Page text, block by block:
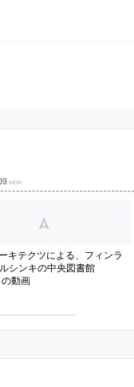
MON
キテクツによる、フィンラ
シンキの中央図書館
の動画